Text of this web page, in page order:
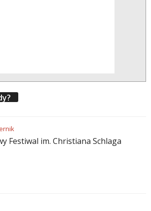
Festiwal im. Christiana Schlaga